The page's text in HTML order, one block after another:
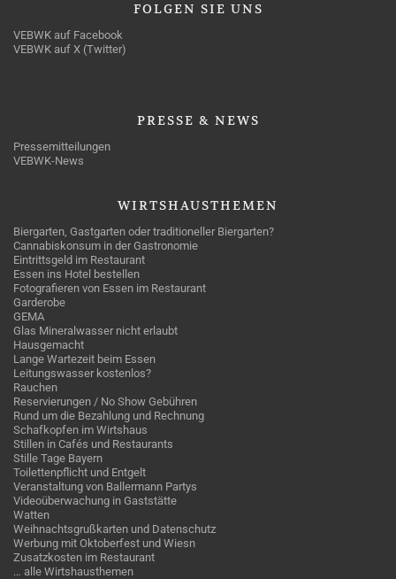
FOLGEN SIE UNS
VEBWK auf Facebook
VEBWK auf X (Twitter)
PRESSE & NEWS
Pressemitteilungen
VEBWK-News
WIRTSHAUSTHEMEN
Biergarten, Gastgarten oder traditioneller Biergarten?
Cannabiskonsum in der Gastronomie
Eintrittsgeld im Restaurant
Essen ins Hotel bestellen
Fotografieren von Essen im Restaurant
Garderobe
GEMA
Glas Mineralwasser nicht erlaubt
Hausgemacht
Lange Wartezeit beim Essen
Leitungswasser kostenlos?
Rauchen
Reservierungen / No Show Gebühren
Rund um die Bezahlung und Rechnung
Schafkopfen im Wirtshaus
Stillen in Cafés und Restaurants
Stille Tage Bayern
Toilettenpflicht und Entgelt
Veranstaltung von Ballermann Partys
Videoüberwachung in Gaststätte
Watten
Weihnachtsgrußkarten und Datenschutz
Werbung mit Oktoberfest und Wiesn
Zusatzkosten im Restaurant
… alle Wirtshausthemen